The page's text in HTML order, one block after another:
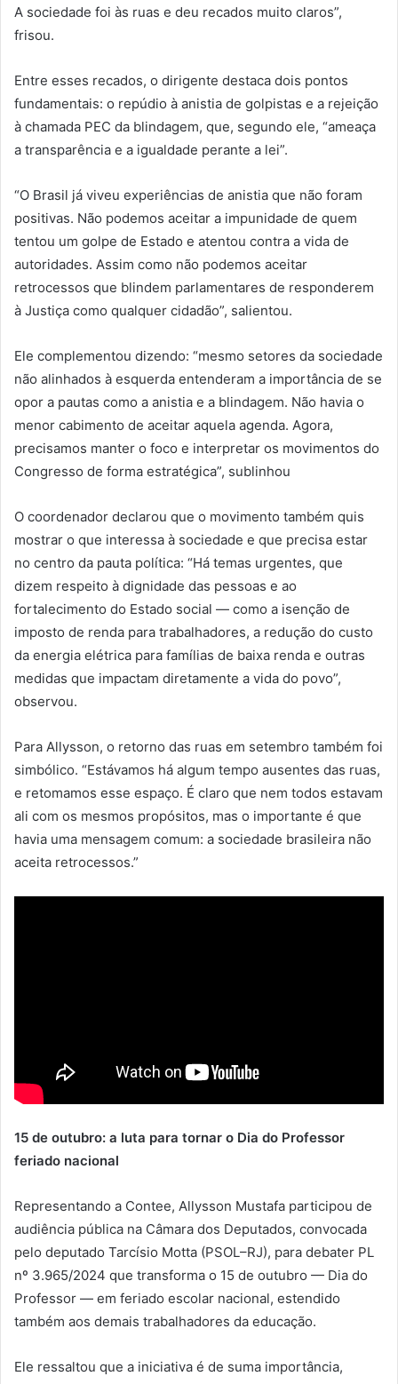
A sociedade foi às ruas e deu recados muito claros”,
frisou.
Entre esses recados, o dirigente destaca dois pontos
fundamentais: o repúdio à anistia de golpistas e a rejeição
à chamada PEC da blindagem, que, segundo ele, “ameaça
a transparência e a igualdade perante a lei”.
“O Brasil já viveu experiências de anistia que não foram
positivas. Não podemos aceitar a impunidade de quem
tentou um golpe de Estado e atentou contra a vida de
autoridades. Assim como não podemos aceitar
retrocessos que blindem parlamentares de responderem
à Justiça como qualquer cidadão”, salientou.
Ele complementou dizendo: “mesmo setores da sociedade
não alinhados à esquerda entenderam a importância de se
opor a pautas como a anistia e a blindagem. Não havia o
menor cabimento de aceitar aquela agenda. Agora,
precisamos manter o foco e interpretar os movimentos do
Congresso de forma estratégica”, sublinhou
O coordenador declarou que o movimento também quis
mostrar o que interessa à sociedade e que precisa estar
no centro da pauta política: “Há temas urgentes, que
dizem respeito à dignidade das pessoas e ao
fortalecimento do Estado social — como a isenção de
imposto de renda para trabalhadores, a redução do custo
da energia elétrica para famílias de baixa renda e outras
medidas que impactam diretamente a vida do povo”,
observou.
Para Allysson, o retorno das ruas em setembro também foi
simbólico. “Estávamos há algum tempo ausentes das ruas,
e retomamos esse espaço. É claro que nem todos estavam
ali com os mesmos propósitos, mas o importante é que
havia uma mensagem comum: a sociedade brasileira não
aceita retrocessos.”
15 de outubro: a luta para tornar o Dia do Professor
feriado nacional
Representando a Contee, Allysson Mustafa participou de
audiência pública na Câmara dos Deputados, convocada
pelo deputado Tarcísio Motta (PSOL–RJ), para debater PL
nº 3.965/2024 que transforma o 15 de outubro — Dia do
Professor — em feriado escolar nacional, estendido
também aos demais trabalhadores da educação.
Ele ressaltou que a iniciativa é de suma importância,